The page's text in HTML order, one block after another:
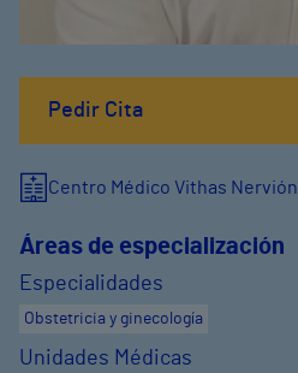
Pedir Cita
Centro Médico Vithas Nervión
Áreas de especialización
Especialidades
Obstetricia y ginecología
Unidades Médicas